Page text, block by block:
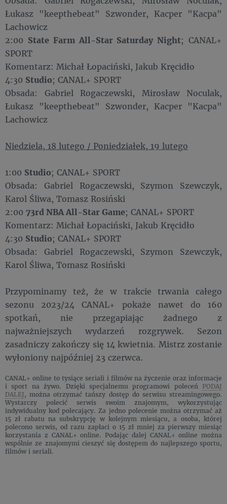
Łukasz "keepthebeat" Szwonder, Kacper "Kacpa"
Lachowicz
2:00 State Farm All-Star Saturday Night; CANAL+
SPORT
Komentarz: Michał Łopaciński, Jakub Kręcidło
4:30 Studio; CANAL+ SPORT
Obsada: Gabriel Rogaczewski, Mirosław Noculak,
Łukasz "keepthebeat" Szwonder, Kacper "Kacpa"
Lachowicz
Niedziela, 18 lutego / Poniedziałek, 19 lutego
1:00 Studio; CANAL+ SPORT
Obsada: Gabriel Rogaczewski, Szymon Szewczyk,
Karol Śliwa, Tomasz Rosiński
2:00 73rd NBA All-Star Game; CANAL+ SPORT
Komentarz: Michał Łopaciński, Jakub Kręcidło
4:30 Studio; CANAL+ SPORT
Obsada: Gabriel Rogaczewski, Szymon Szewczyk,
Karol Śliwa, Tomasz Rosiński
Przypominamy też, że w trakcie trwania całego
sezonu 2023/24 CANAL+ pokaże nawet do 160
spotkań, nie przegapiając żadnego z
najważniejszych wydarzeń rozgrywek. Sezon
zasadniczy zakończy się 14 kwietnia. Mistrz zostanie
wyłoniony najpóźniej 23 czerwca.
CANAL+ online to tysiące seriali i filmów na życzenie oraz informacje
i sport na żywo. Dzięki specjalnemu programowi poleceń PODAJ
DALEJ, można otrzymać tańszy dostęp do serwisu streamingowego.
Wystarczy polecić serwis swoim znajomym, wykorzystując
indywidualny kod polecający. Za jedno polecenie można otrzymać aż
15 zł rabatu na subskrypcję w kolejnym miesiącu, a osoba, której
polecono serwis, od razu zapłaci o 15 zł mniej za pierwszy miesiąc
korzystania z CANAL+ online. Podając dalej CANAL+ online można
wspólnie ze znajomymi cieszyć się dostępem do najlepszego sportu,
filmów i seriali.